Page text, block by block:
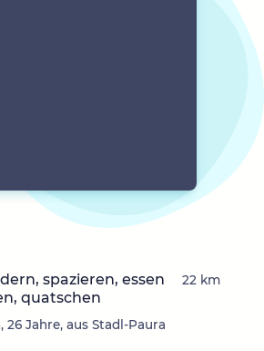
spazieren, essen
quatschen
26 Jahre, aus Stadl-Paura
22 km